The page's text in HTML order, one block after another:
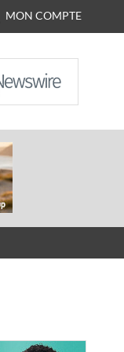
MON COMPTE